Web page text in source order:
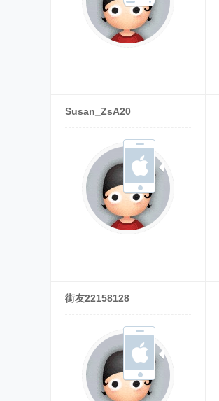
Susan_ZsA20
街友22158128